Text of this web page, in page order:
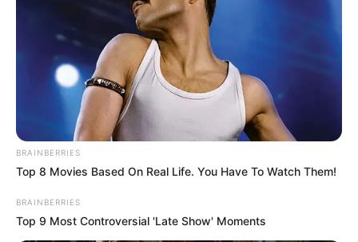
Tomada de la transmisión en vivo
Dibu Martinez, arquero de la Selección Argentina
Por:Jhon Edison Sandoval Castro
Septiembre 11, 2024
BRAINBERRIES
Top 8 Movies Based On Real Life. You Have To Watch Them!
BRAINBERRIES
Top 9 Most Controversial 'Late Show' Moments